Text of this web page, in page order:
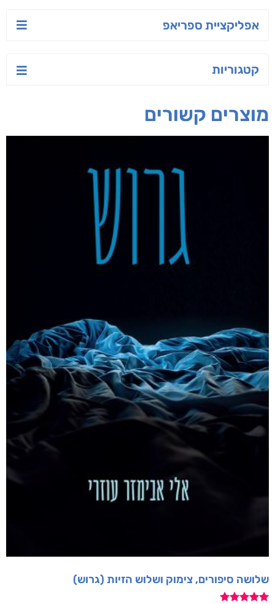
אפליקציית ספריאפ
קטגוריות
מוצרים קשורים
שלושה סיפורים, צימוק ושלוש הזיות (גרוש)